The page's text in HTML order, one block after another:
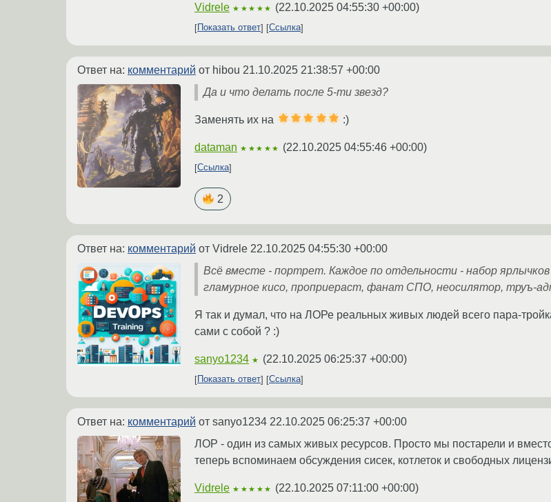
Vidrele ★★★★★ (22.10.2025 04:55:30 +00:00)
Показать ответ Ссылка
Ответ на: комментарий от hibou 21.10.2025 21:38:57 +00:00
Да и что делать после 5-ти звезд?
Заменять их на :)
dataman ★★★★★ (22.10.2025 04:55:46 +00:00)
Ссылка
2
Ответ на: комментарий от Vidrele 22.10.2025 04:55:30 +00:00
Всё вместе - портрет. Каждое по отдельности - набор
гламурное кисо, проприераст, фанат СПО, неосилятор, труъ-
Я так и думал, что на ЛОРе реальных живых людей всего пара-
сами с собой ? :)
sanyo1234 ★ (22.10.2025 06:25:37 +00:00)
Показать ответ Ссылка
Ответ на: комментарий от sanyo1234 22.10.2025 06:25:37 +00:00
ЛОР - один из самых живых ресурсов. Просто мы постарели и
теперь вспоминаем обсуждения сисек, котлеток и свободных
Vidrele ★★★★★ (22.10.2025 07:11:00 +00:00)